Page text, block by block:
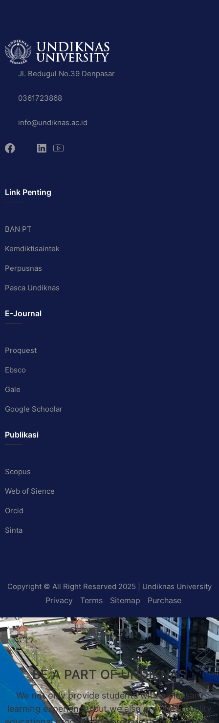
Jl. Bedugul No.39 Denpasar
0361723868
info@undiknas.ac.id
Link Penting
BAN PT
Kemdiktisaintek
Perpusnas
Pasca Undiknas
E-Journal
Proquest
Ebsco
Gale
Google Schoolar
Publikasi
Scopus
Web of Sience
Orcid
Sinta
Copyright © All Right Reserved 2025 | Undiknas University
Privacy Terms Sitemap Purchase
BE A PART OF UNDIKNAS
We not only provide students with a pleasant
learning experience, but we also provide a quality